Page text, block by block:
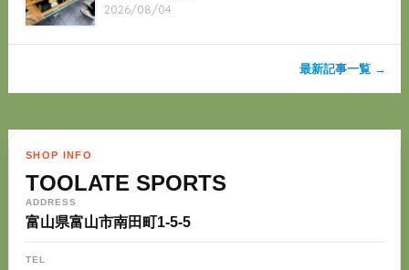
2026/08/04
最新記事一覧 →
SHOP INFO
TOOLATE SPORTS
ADDRESS
富山県富山市南田町1-5-5
TEL